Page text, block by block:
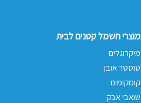
מוצרי חשמל קטנים לבית
מיקרוגלים
טוסטר אובן
קומקומים
שואבי אבק